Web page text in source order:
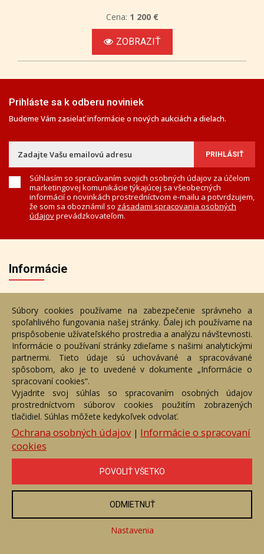
Cena: 1 200 €
ZOBRAZIŤ
Prihláste sa k odberu noviniek
Budeme Vám zasielať informácie o nových aukciách a dielach.
Súhlasím so spracúvaním svojich osobných údajov za účelom
marketingovej komunikácie týkajúcej sa všeobecných
informácií o novinkách prostredníctvom e-mailu a potvrdzujem,
že som sa oboznámil so zásadami spracovania osobných
údajovprevádzkovateľom.
Informácie
Návod
Ochrana osobných údajov
Cookies
Nastavenia cookies
Moje konto
Registrácia
Prihlásenie
Moji autori
Služby
Súbory cookies používame na zabezpečenie správneho a
spoľahlivého fungovania našej stránky. Ďalej ich používame na
prispôsobenie užívateľského prostredia a analýzu návštevnosti.
Informácie o používaní stránky zdieľame s našimi analytickými
partnermi. Tieto údaje sú uchovávané a spracovávané
spôsobom, ako je to uvedené v dokumente „Informácie o
spracovaní cookies“.
Vyjadrite svoj súhlas so spracovaním osobných údajov
prostredníctvom súborov cookies použitím zobrazených
tlačidiel. Súhlas môžete kedykoľvek odvolať.
Ochrana osobných údajov| Informácie o spracovaní
cookies
POVOLIŤ VŠETKO
ODMIETNUŤ
Nastavenia